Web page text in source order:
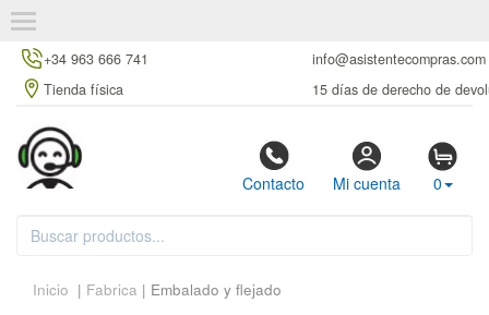
+34 963 666 741
info@asistentecompras.com
Tienda física
15 días de derecho de
Contacto Mi cuenta 0
Inicio | Fabrica | Embalado y flejado